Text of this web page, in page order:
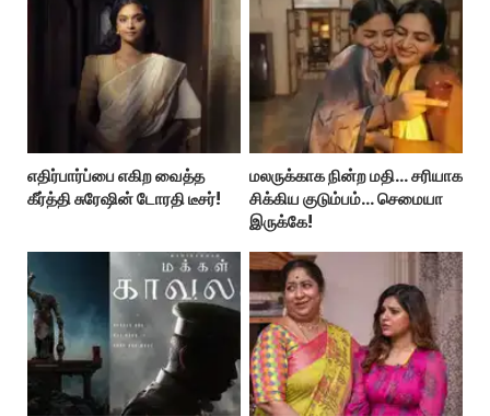
எதிர்பார்ப்பை எகிற வைத்த
கீர்த்தி சுரேஷின் டோரதி டீசர்!
மலருக்காக நின்ற மதி… சரியாக
சிக்கிய குடும்பம்… செமையா
இருக்கே!